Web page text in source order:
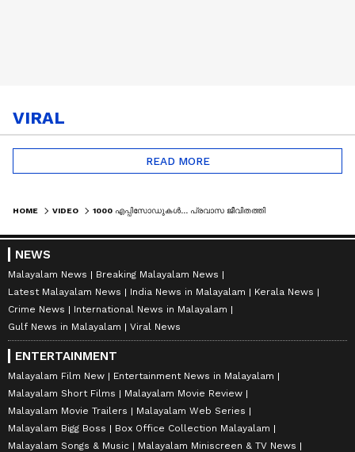
VIRAL
READ MORE
HOME VIDEO
NEWS
Malayalam News
Breaking Malayalam News
Latest Malayalam News
India News in Malayalam
Kerala News
Crime News
International News in Malayalam
Gulf News in Malayalam
Viral News
ENTERTAINMENT
Malayalam Film New
Entertainment News in Malayalam
Malayalam Short Films
Malayalam Movie Review
Malayalam Movie Trailers
Malayalam Web Series
Malayalam Bigg Boss
Box Office Collection Malayalam
Malayalam Songs & Music
Malayalam Miniscreen & TV News